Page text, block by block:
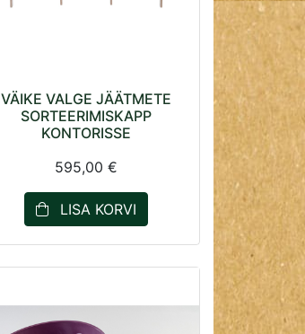
VÄIKE VALGE JÄÄTMETE
SORTEERIMISKAPP
KONTORISSE
595,00 €
LISA KORVI